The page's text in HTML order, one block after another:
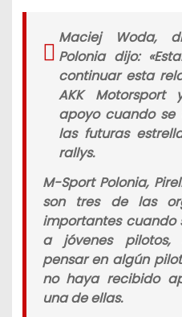
Maciej Woda,
Polonia dijo: «
continuar esta
AKK Motorsport
apoyo cuando
las futuras
rallys.
M-Sport Polonia,
son tres de las
importantes
a jóvenes pilotos,
pensar en algún
no haya recibido
una de ellas.